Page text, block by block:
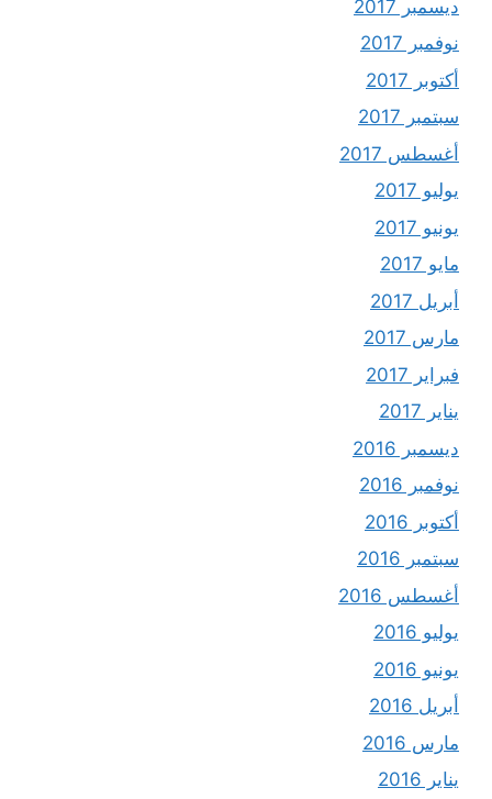
ديسمبر 2017
نوفمبر 2017
أكتوبر 2017
سبتمبر 2017
أغسطس 2017
يوليو 2017
يونيو 2017
مايو 2017
أبريل 2017
مارس 2017
فبراير 2017
يناير 2017
ديسمبر 2016
نوفمبر 2016
أكتوبر 2016
سبتمبر 2016
أغسطس 2016
يوليو 2016
يونيو 2016
أبريل 2016
مارس 2016
يناير 2016